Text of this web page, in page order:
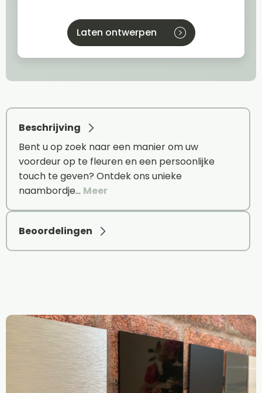
Laten ontwerpen
Beschrijving
Bent u op zoek naar een manier om uw
voordeur op te fleuren en een persoonlijke
touch te geven? Ontdek ons unieke
naambordje… Meer
Beoordelingen